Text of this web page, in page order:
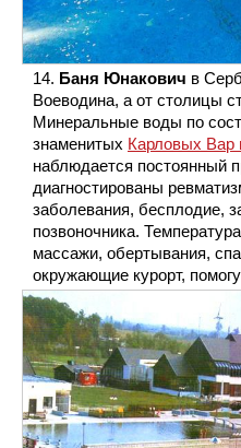
Баня Юнакович в
Воеводина, а от столицы
Минеральные воды по
знаменитых Карловых Вар
наблюдается постоянный
диагностированы
заболевания, бесплодие,
позвоночника.
массажи, обертывания,
окружающие курорт,